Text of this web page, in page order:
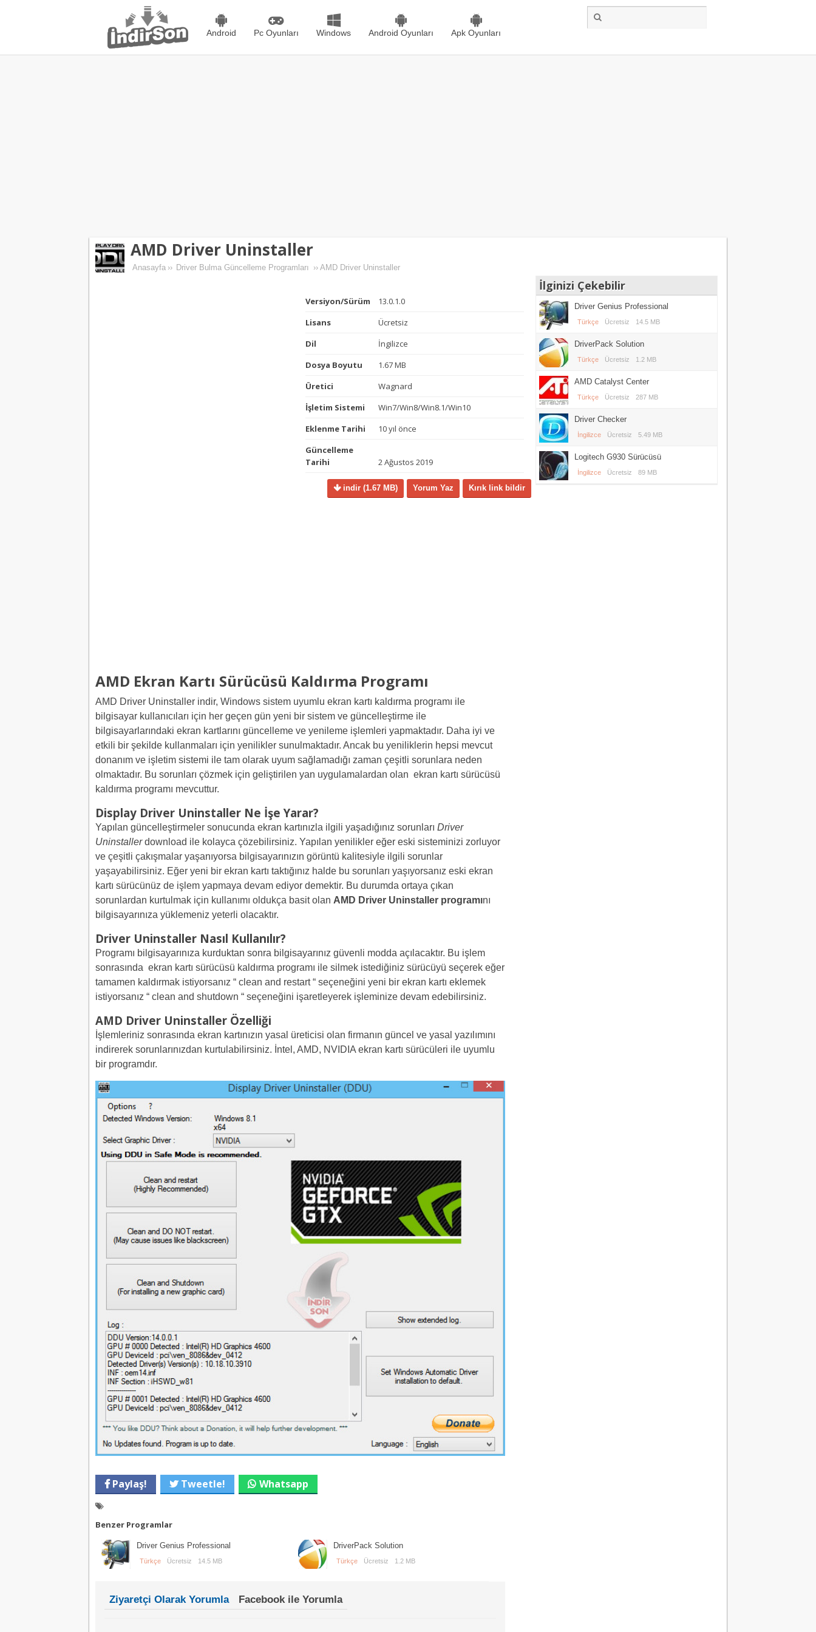
Android Pc Oyunları Windows Android Oyunları Apk Oyunları
AMD Driver Uninstaller
Anasayfa ›› Driver Bulma Güncelleme Programları ›› AMD Driver Uninstaller
Versiyon/Sürüm
13.0.1.0
Lisans
Ücretsiz
Dil
İngilizce
Dosya Boyutu
1.67 MB
Üretici
Wagnard
İşletim Sistemi
Win7/Win8/Win8.1/Win10
Eklenme Tarihi
10 yıl önce
Güncelleme
Tarihi
2 Ağustos 2019
Kırık link bildir
Yorum Yaz
indir (1.67 MB)
AMD Ekran Kartı Sürücüsü Kaldırma Programı
AMD Driver Uninstaller indir, Windows sistem uyumlu ekran kartı kaldırma programı ile
bilgisayar kullanıcıları için her geçen gün yeni bir sistem ve güncelleştirme ile
bilgisayarlarındaki ekran kartlarını güncelleme ve yenileme işlemleri yapmaktadır. Daha iyi ve
etkili bir şekilde kullanmaları için yenilikler sunulmaktadır. Ancak bu yeniliklerin hepsi mevcut
donanım ve işletim sistemi ile tam olarak uyum sağlamadığı zaman çeşitli sorunlara neden
olmaktadır. Bu sorunları çözmek için geliştirilen yan uygulamalardan olan ekran kartı sürücüsü
kaldırma programı mevcuttur.
Display Driver Uninstaller Ne İşe Yarar?
Yapılan güncelleştirmeler sonucunda ekran kartınızla ilgili yaşadığınız sorunları Driver
Uninstallerdownload ile kolayca çözebilirsiniz. Yapılan yenilikler eğer eski sisteminizi zorluyor
ve çeşitli çakışmalar yaşanıyorsa bilgisayarınızın görüntü kalitesiyle ilgili sorunlar
yaşayabilirsiniz. Eğer yeni bir ekran kartı taktığınız halde bu sorunları yaşıyorsanız eski ekran
kartı sürücünüz de işlem yapmaya devam ediyor demektir. Bu durumda ortaya çıkan
sorunlardan kurtulmak için kullanımı oldukça basit olan AMD Driver Uninstaller programını
bilgisayarınıza yüklemeniz yeterli olacaktır.
Driver Uninstaller Nasıl Kullanılır?
Programı bilgisayarınıza kurduktan sonra bilgisayarınız güvenli modda açılacaktır. Bu işlem
sonrasında ekran kartı sürücüsü kaldırma programı ile silmek istediğiniz sürücüyü seçerek eğer
tamamen kaldırmak istiyorsanız “ clean and restart “ seçeneğini yeni bir ekran kartı eklemek
istiyorsanız “ clean and shutdown “ seçeneğini işaretleyerek işleminize devam edebilirsiniz.
AMD Driver Uninstaller Özelliği
İşlemleriniz sonrasında ekran kartınızın yasal üreticisi olan firmanın güncel ve yasal yazılımını
indirerek sorunlarınızdan kurtulabilirsiniz. İntel, AMD, NVIDIA ekran kartı sürücüleri ile uyumlu
bir programdır.
Paylaş! Tweetle! Whatsapp
Benzer Programlar
Driver Genius Professional
Türkçe Ücretsiz 14.5 MB
DriverPack Solution
Türkçe Ücretsiz 1.2 MB
Ziyaretçi Olarak Yorumla Facebook ile Yorumla
İlginizi Çekebilir
Driver Genius Professional
Türkçe Ücretsiz 14.5 MB
DriverPack Solution
Türkçe Ücretsiz 1.2 MB
AMD Catalyst Center
Türkçe Ücretsiz 287 MB
Driver Checker
İngilizce Ücretsiz 5.49 MB
Logitech G930 Sürücüsü
İngilizce Ücretsiz 89 MB